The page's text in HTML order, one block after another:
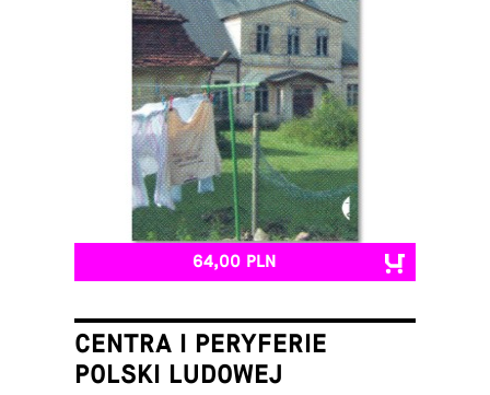
64,00 PLN
CENTRA I PERYFERIE
POLSKI LUDOWEJ